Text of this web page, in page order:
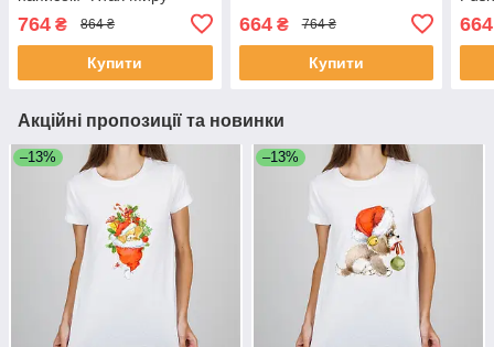
764 ₴ 864 ₴
Купити
664₴ 764 ₴
Купити
664
Акційні пропозиції та новинки
–13% –13%